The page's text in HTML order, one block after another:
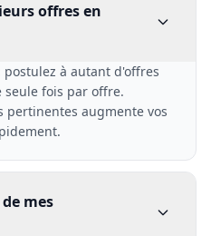
offres en
à autant d'offres
seule fois par offre.
augmente vos
mes